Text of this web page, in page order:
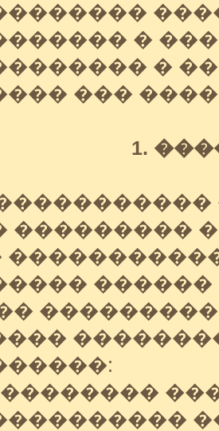
�
�
���
1.
���������
������